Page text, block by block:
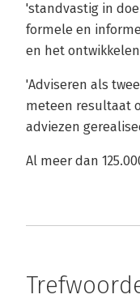
'standvastig in
formele en
en het
'Adviseren als
meteen resultaat
adviezen
Al meer dan